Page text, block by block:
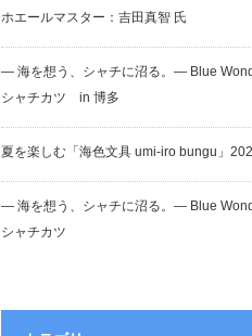
ホエールマスター：吉田真智 氏
― 海を想う、シャチに沼る。― Blue
シャチカツ in 博多
夏を楽しむ「海色文具 umi-iro bungu」
― 海を想う、シャチに沼る。― Blue
シャチカツ